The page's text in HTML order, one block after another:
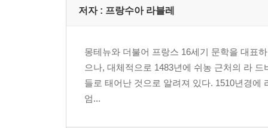
저자 : 프랑수아 라블레
몽테뉴와 더불어 프랑스 16세기 문학을 대표
으나, 대체적으로 1483년에 쉬농 근처의 라
들로 태어난 것으로 알려져 있다. 1510년경
엄...